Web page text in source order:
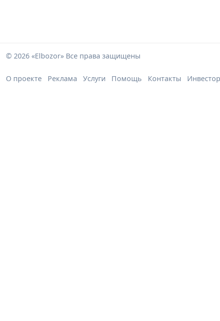
© 2026 «Elbozor» Все права защищены
О проекте Реклама Услуги Помощь Контакты